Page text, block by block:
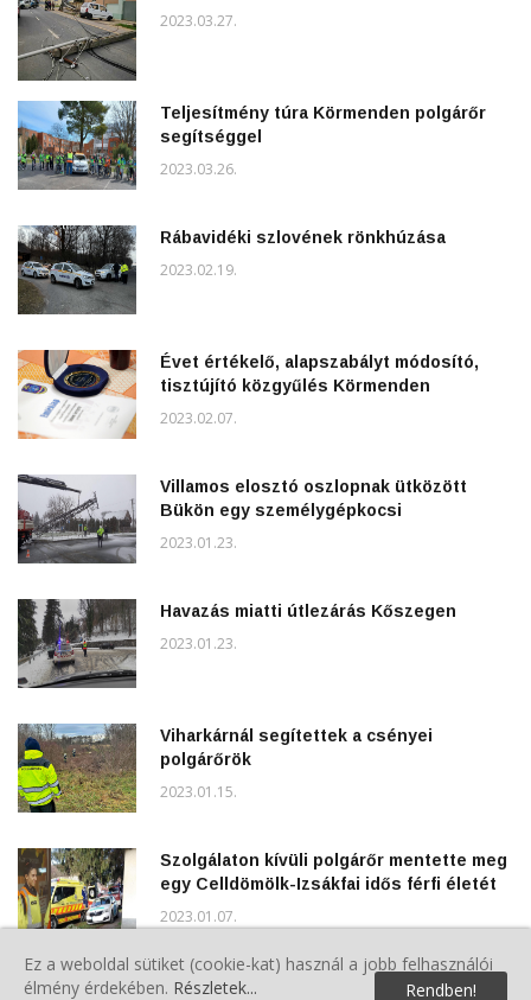
2023.03.27.
Teljesítmény túra Körmenden polgárőr
segítséggel
2023.03.26.
Rábavidéki szlovének rönkhúzása
2023.02.19.
Évet értékelő, alapszabályt módosító,
tisztújító közgyűlés Körmenden
2023.02.07.
Villamos elosztó oszlopnak ütközött
Bükön egy személygépkocsi
2023.01.23.
Havazás miatti útlezárás Kőszegen
2023.01.23.
Viharkárnál segítettek a csényei
polgárőrök
2023.01.15.
Szolgálaton kívüli polgárőr mentette meg
egy Celldömölk-Izsákfai idős férfi életét
2023.01.07.
Tisztújító közgyűlés Oszkóban
Ez a weboldal sütiket (cookie-kat) használ a jobb felhasználói
élmény érdekében. Részletek... Rendben!